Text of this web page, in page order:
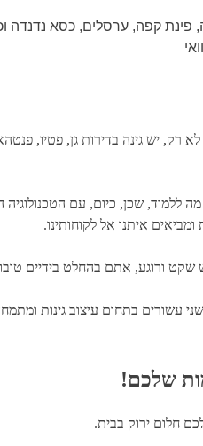
פינת קפה, ערסלים, כסא נדנדה
רק, יש גינה בדירות גן, פטיו,
ללמוד, שכן, כיום, עם
איתנו אל לקוחותינו.
ורוגע, אתם בהחלט בידיים
עשורים בתחום עיצוב גינות
שלכם!
חלום ירוק בבית.